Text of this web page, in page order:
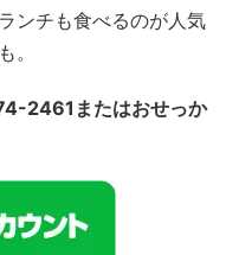
ンチも食べるのが人気
。
2461またはおせっか